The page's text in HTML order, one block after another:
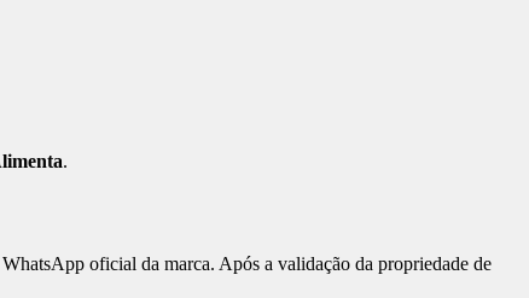
.
oficial da marca. Após a validação da propriedade de